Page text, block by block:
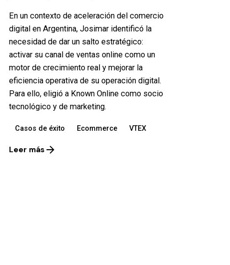
En un contexto de aceleración del comercio
digital en Argentina, Josimar identificó la
necesidad de dar un salto estratégico:
activar su canal de ventas online como un
motor de crecimiento real y mejorar la
eficiencia operativa de su operación digital.
Para ello, eligió a Known Online como socio
tecnológico y de marketing.
Casos de éxito Ecommerce VTEX
Leer más